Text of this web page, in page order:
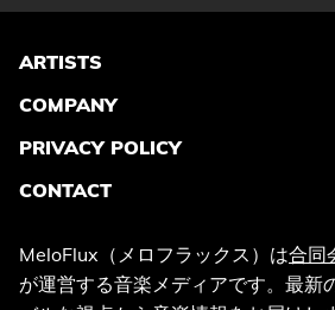
ARTISTS
COMPANY
PRIVACY POLICY
CONTACT
MeloFlux（メロフラックス）は合同
が運営する音楽メディアです。最新